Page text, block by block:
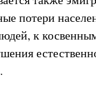
потери
к